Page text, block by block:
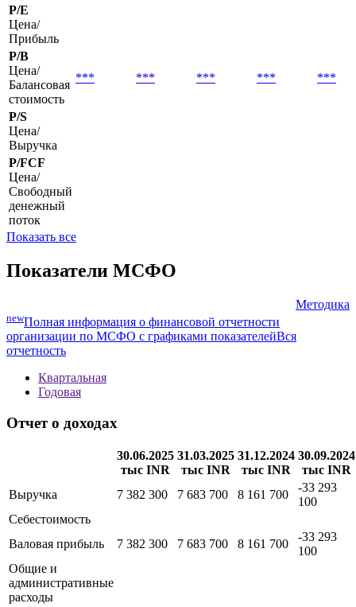
P/E
Цена/
Прибыль
P/B
Цена/
Балансовая
стоимость
*** *** *** *** ***
P/S
Цена/
Выручка
P/FCF
Цена/
Свободный
денежный
поток
Показать все
Показатели МСФО
Методика
newПолная информация о финансовой отчетности
организации по МСФО с графиками показателейВся
отчетность
Квартальная
Годовая
Отчет о доходах
30.06.2025
тыс INR
31.03.2025
тыс INR
31.12.2024
тыс INR
30.09.2024
тыс INR
Выручка
7 382 300 7 683 700 8 161 700
-33 293
100
Себестоимость
Валовая прибыль
7 382 300 7 683 700 8 161 700
-33 293
100
Общие и
административные
расходы